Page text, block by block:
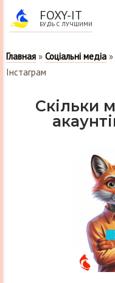
FOXY-IT
БУДЬ С ЛУЧШИМИ
Главная » Соціальні медіа »
Інстаграм
Скільки